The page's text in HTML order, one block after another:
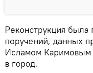
Реконструкция была
поручений, данных
Исламом Каримовым
в город.